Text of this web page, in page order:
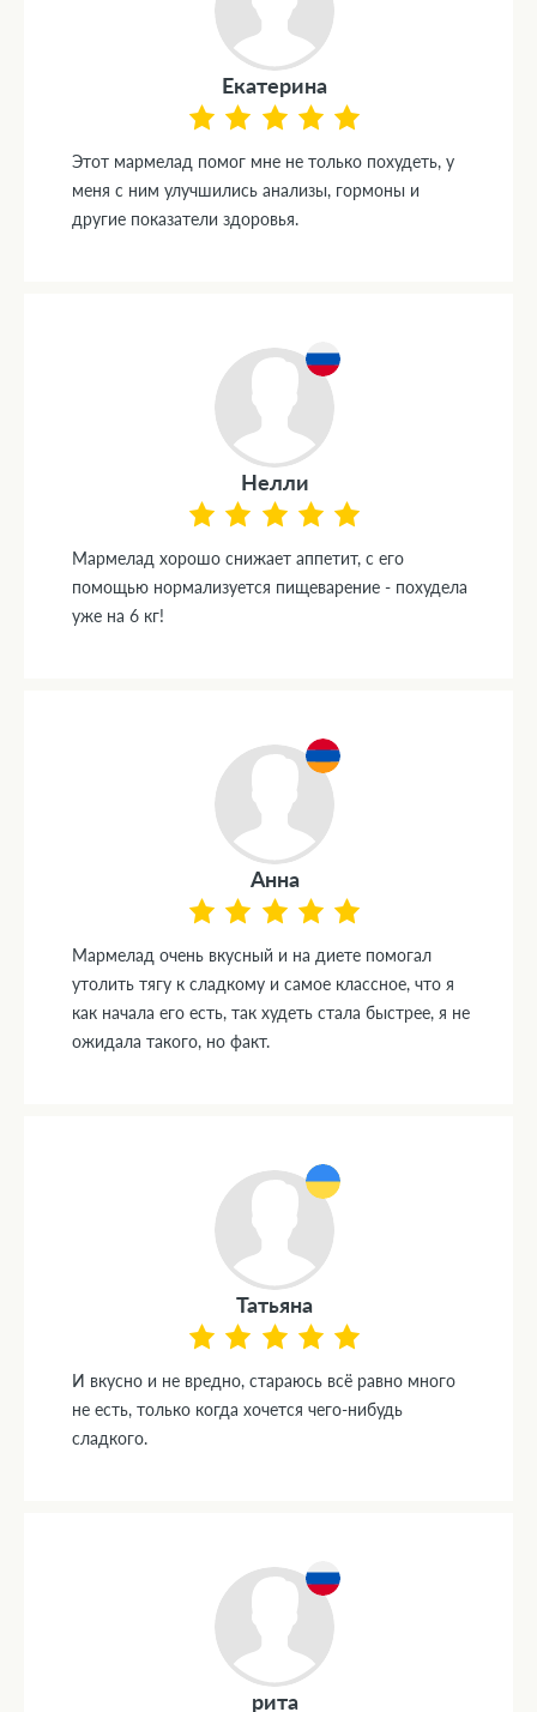
Екатерина
Этот мармелад помог мне не только похудеть, у
меня с ним улучшились анализы, гормоны и
другие показатели здоровья.
Нелли
Мармелад хорошо снижает аппетит, с его
помощью нормализуется пищеварение - похудела
уже на 6 кг!
Анна
Мармелад очень вкусный и на диете помогал
утолить тягу к сладкому и самое классное, что я
как начала его есть, так худеть стала быстрее, я не
ожидала такого, но факт.
Татьяна
И вкусно и не вредно, стараюсь всё равно много
не есть, только когда хочется чего-нибудь
сладкого.
рита